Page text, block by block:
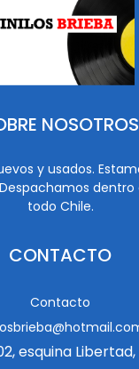
NOSOTROS
y usados.
todo Chile.
CONTACTO
Contacto
esquina